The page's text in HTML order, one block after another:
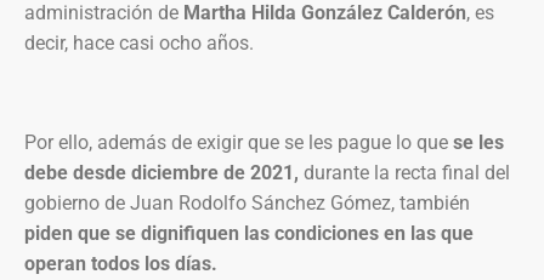
administración de Martha Hilda González Calderón, es
decir, hace casi ocho años.
Por ello, además de exigir que se les pague lo que se les
debe desde diciembre de 2021, durante la recta final del
gobierno de Juan Rodolfo Sánchez Gómez, también
piden que se dignifiquen las condiciones en las que
operan todos los días.